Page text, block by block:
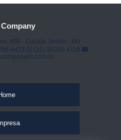
809 - Cidade Jardim - BH
4416
(31) 99295-4118